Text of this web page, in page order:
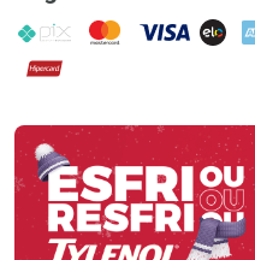
PIX MasterCard
VISA ELO
Hipercard
Promoção em